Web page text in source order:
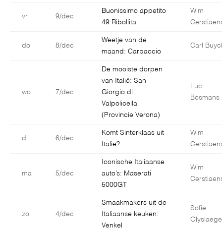
vr 9/dec
Buonissimo appetito
49 Ribollita
Wim
do 8/dec
Weetje van de
maand: Carpaccio
Carl
wo 7/dec
De mooiste dorpen
van Italië: San
Giorgio di
Valpolicella
(Provincie Verona)
Luc
Bosmans
di 6/dec
Komt Sinterklaas uit
Italië?
Wim
ma 5/dec
Iconische Italiaanse
auto’s: Maserati
5000GT
Wim
zo 4/dec
Smaakmakers uit de
Italiaanse keuken:
Venkel
Sofie